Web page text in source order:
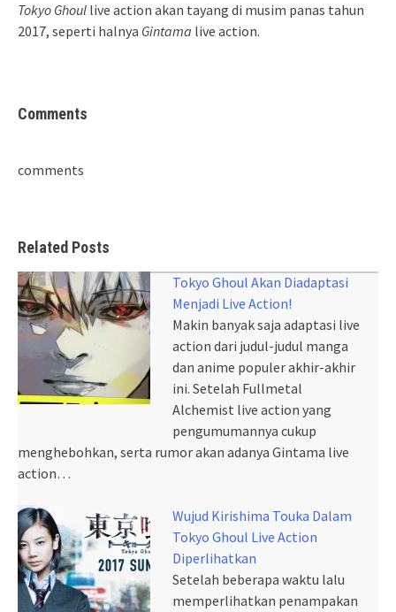
Tokyo Ghoul live action akan tayang di musim panas tahun
2017, seperti halnya Gintama live action.
Comments
comments
Related Posts
Tokyo Ghoul Akan Diadaptasi
Menjadi Live Action!
Makin banyak saja adaptasi live
action dari judul-judul manga
dan anime populer akhir-akhir
ini. Setelah Fullmetal
Alchemist live action yang
pengumumannya cukup
menghebohkan, serta rumor akan adanya Gintama live
action…
Wujud Kirishima Touka Dalam
Tokyo Ghoul Live Action
Diperlihatkan
Setelah beberapa waktu lalu
memperlihatkan penampakan